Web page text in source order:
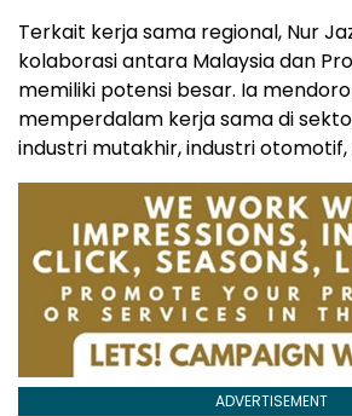
Terkait kerja sama regional, Nur
kolaborasi antara Malaysia dan
memiliki potensi besar. Ia
memperdalam kerja sama di
industri mutakhir, industri
ADVERTISEMENT